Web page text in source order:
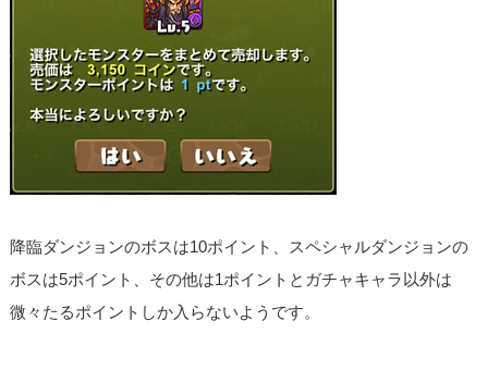
降臨ダンジョンのボスは10ポイント、スペシャルダンジョンの
ボスは5ポイント、その他は1ポイントとガチャキャラ以外は
微々たるポイントしか入らないようです。